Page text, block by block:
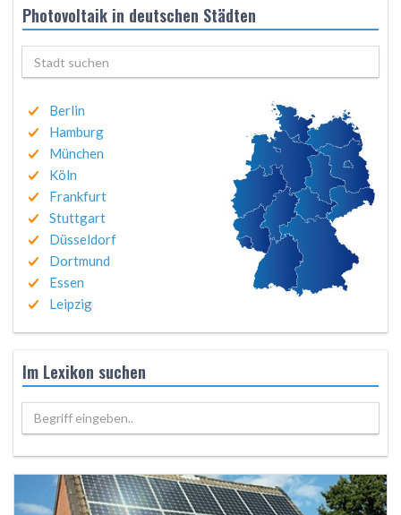
Photovoltaik in deutschen Städten
Berlin
Hamburg
München
Köln
Frankfurt
Stuttgart
Düsseldorf
Dortmund
Essen
Leipzig
Im Lexikon suchen
Begriff eingeben..